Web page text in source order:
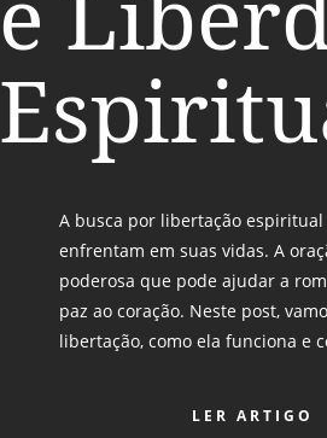
A busca por libertação
enfrentam em suas vidas. A
poderosa que pode ajudar a
paz ao coração. Neste post,
libertação, como ela funciona e
LER ARTIGO